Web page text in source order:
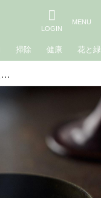
掃除 健康 花と緑
60歳を過ぎて気づいた大人の「承認欲求」の手放し方。お坊さんに教わる“褒められなくても”幸せに生きる道／一田憲子さん（編集者・ライター）